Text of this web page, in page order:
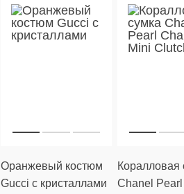
Оранжевый костюм
Gucci с кристаллами
Коралловая
Chanel